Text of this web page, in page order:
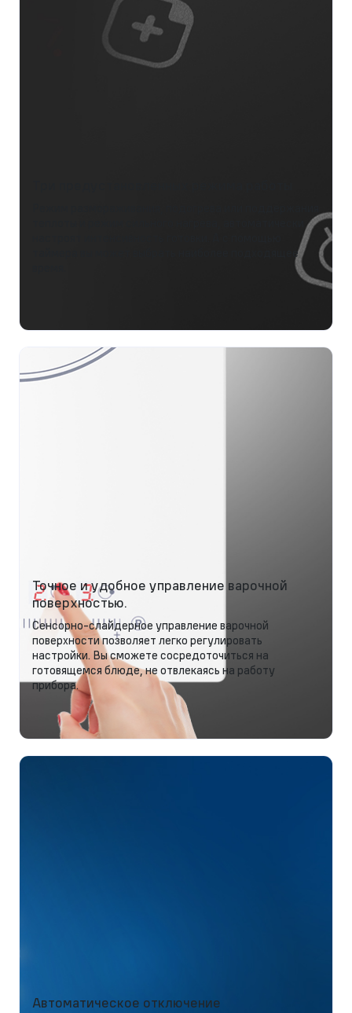
таймера вы может выбрать наиболее подходящее
Точное и удобное управление варочной
поверхностью.
Сенсорно-слайдерное управление варочной
поверхности позволяет легко регулировать
настройки. Вы сможете сосредоточиться на
готовящемся блюде, не отвлекаясь на работу
прибора.
Автоматическое отключение